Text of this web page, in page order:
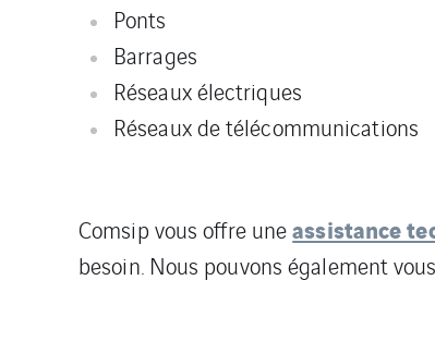
Ponts
Barrages
Réseaux électriques
Réseaux de télécommunications
Comsip vous offre uneassistance
besoin. Nous pouvons également